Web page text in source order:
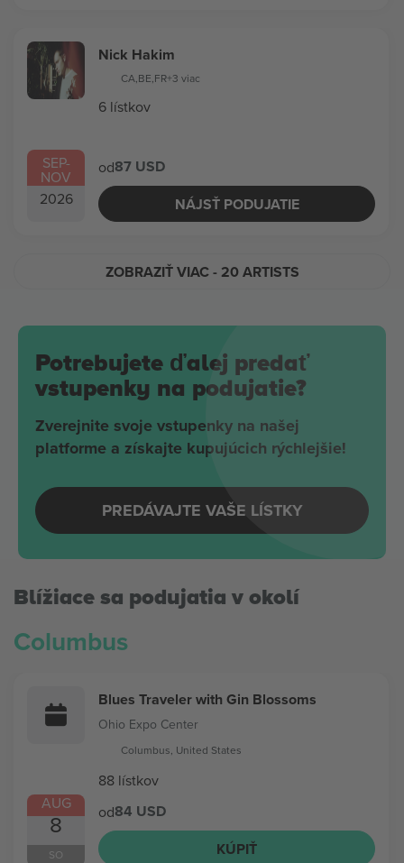
SEP-
NOV
2026
Nick Hakim
CA,BE,FR+3 viac
6 lístkov
od87 USD
NÁJSŤ PODUJATIE
ZOBRAZIŤ VIAC- 20 ARTISTS
Potrebujete ďalej predať
vstupenky na podujatie?
Zverejnite svoje vstupenky na našej
platforme a získajte kupujúcich rýchlejšie!
PREDÁVAJTE VAŠE LÍSTKY
Blížiace sa podujatia v okolí
Columbus
AUG
8
SO
Blues Traveler with Gin Blossoms
Ohio Expo Center
Columbus, United States
88 lístkov
od84 USD
KÚPIŤ